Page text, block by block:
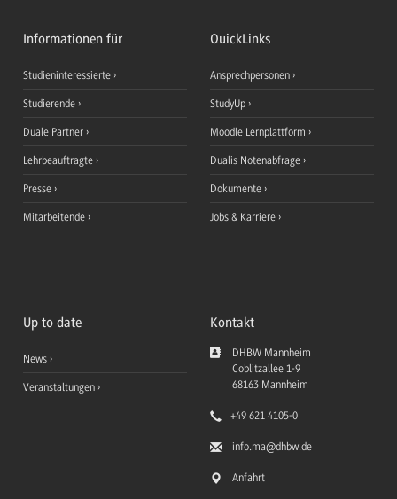
Informationen für
Studieninteressierte
Studierende
Duale Partner
Lehrbeauftragte
Presse
Mitarbeitende
QuickLinks
Ansprechpersonen
StudyUp
Moodle Lernplattform
Dualis Notenabfrage
Dokumente
Jobs & Karriere
Up to date
News
Veranstaltungen
Kontakt
DHBW Mannheim
Coblitzallee 1-9
68163 Mannheim
+49 621 4105-0
info.ma@dhbw.de
Anfahrt